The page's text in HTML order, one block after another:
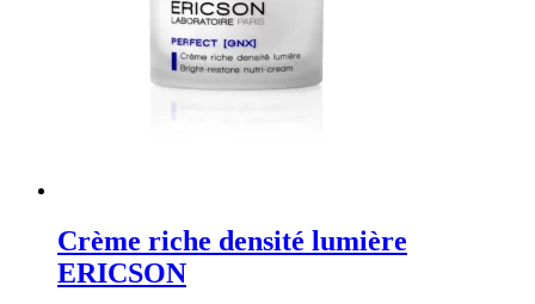
Crème riche densité lumière
ERICSON